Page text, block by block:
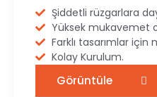
Şiddetli rüzgarlara
Yüksek mukavemet
Farklı tasarımlar için
Kolay Kurulum.
Görüntüle